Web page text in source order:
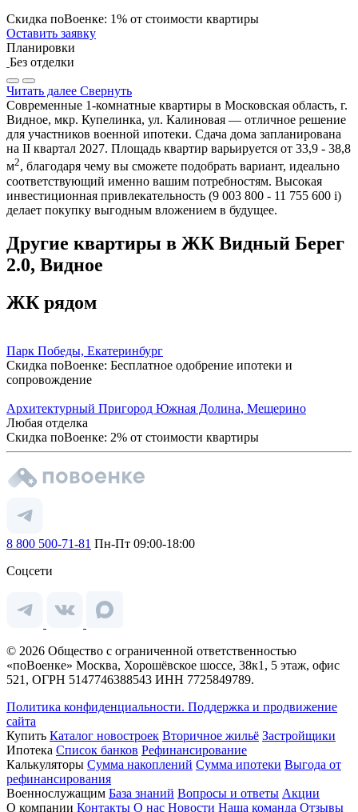
Скидка поВоенке: 1% от стоимости квартиры
Оставить заявку
Планировки
Без отделки
Читать далее Свернуть
Современные 1-комнатные квартиры в Московская область, г.
Видное, мкр. Купелинка, ул. Калиновая — отличное решение
для участников военной ипотеки. Сдача дома запланирована
на II квартал 2027. Площадь квартир варьируется от 33,9 - 38,8
м2, благодаря чему вы сможете подобрать вариант, идеально
соответствующий именно вашим потребностям. Высокая
инвестиционная привлекательность (9 003 800 - 11 755 600 i)
делает покупку выгодным вложением в будущее.
Другие квартиры в ЖК Видный Берег
2.0, Видное
ЖК рядом
Парк Победы, Екатеринбург
Скидка поВоенке: Бесплатное одобрение ипотеки и
сопровождение
Архитектурный Пригород Южная Долина, Мещерино
Любая отделка
Скидка поВоенке: 2% от стоимости квартиры
8 800 500-71-81 Пн-Пт 09:00-18:00
Соцсети
© 2026 Общество с ограниченной ответственностью
«поВоенке» Москва, Хорошёвское шоссе, 38к1, 5 этаж, офис
521, ОГРН 5147746388543 ИНН 7725849789.
Политика конфиденциальности. Поддержка и продвижение
сайта
Купить Каталог новостроек Вторичное жильё Застройщики
Ипотека Список банков Рефинансирование
Калькуляторы Сумма накоплений Сумма ипотеки Выгода от
рефинансирования
Военнослужащим База знаний Вопросы и ответы Акции
О компании Контакты О нас Новости Наша команда Отзывы